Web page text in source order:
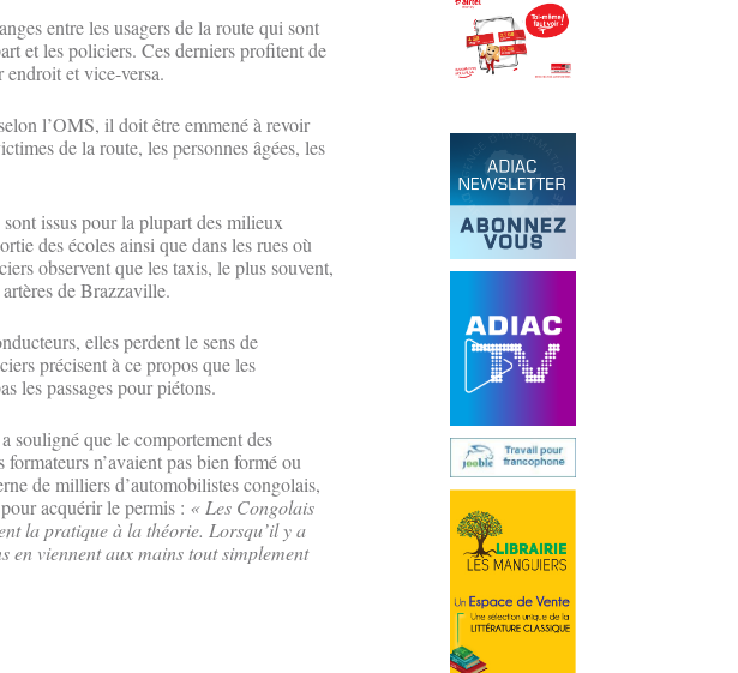
entre les usagers de la route qui sont
et les policiers. Ces derniers profitent de
endroit et vice-versa.
l’OMS, il doit être emmené à revoir
de la route, les personnes âgées, les
issus pour la plupart des milieux
des écoles ainsi que dans les rues où
observent que les taxis, le plus souvent,
de Brazzaville.
elles perdent le sens de
précisent à ce propos que les
les passages pour piétons.
souligné que le comportement des
n’avaient pas bien formé ou
de milliers d’automobilistes congolais,
acquérir le permis : « Les Congolais
la pratique à la théorie. Lorsqu’il y a
en viennent aux mains tout simplement